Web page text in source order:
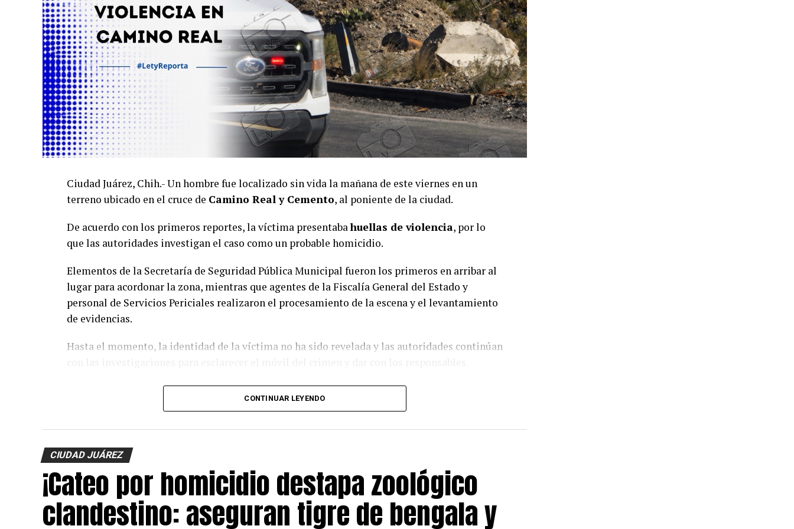
Ciudad Juárez, Chih.- Un hombre fue localizado sin vida la mañana de este viernes en un
terreno ubicado en el cruce de Camino Real y Cemento, al poniente de la ciudad.
De acuerdo con los primeros reportes, la víctima presentabahuellas de violencia, por lo
que las autoridades investigan el caso como un probable homicidio.
Elementos de la Secretaría de Seguridad Pública Municipal fueron los primeros en arribar al
lugar para acordonar la zona, mientras que agentes de la Fiscalía General del Estado y
personal de Servicios Periciales realizaron el procesamiento de la escena y el levantamiento
de evidencias.
Hasta el momento, la identidad de la víctima no ha sido revelada y las autoridades continúan
CONTINUAR LEYENDO
CIUDAD JUÁREZ
¡Cateo por homicidio destapa zoológico
clandestino: aseguran tigre de bengala y